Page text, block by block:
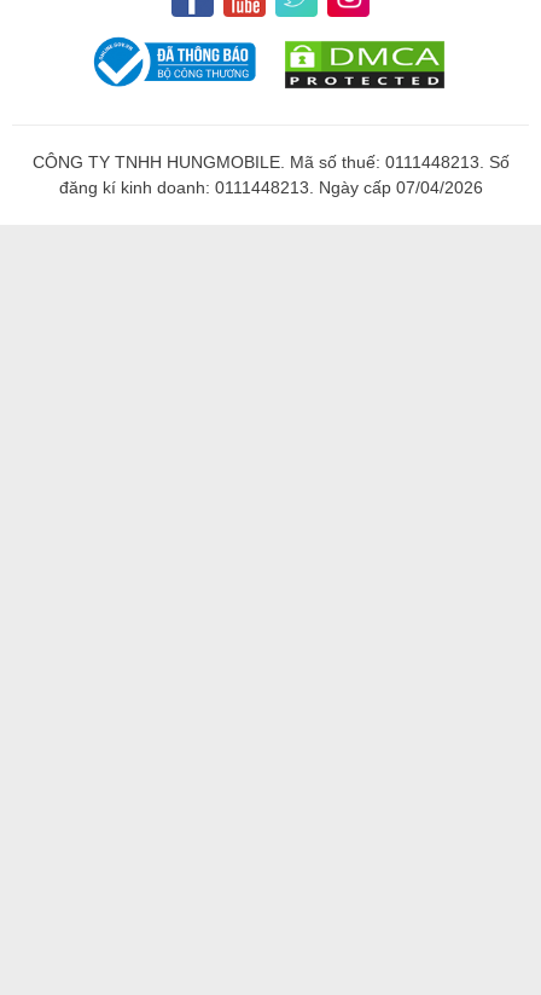
CÔNG TY TNHH HUNGMOBILE. Mã số thuế: 0111448213. Số
đăng kí kinh doanh: 0111448213. Ngày cấp 07/04/2026